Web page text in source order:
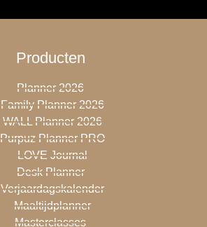
Producten
Planner 2026
Family Planner 2026
WALL Planner 2026
Purpuz Planner PRO
LOVE Journal
Desk Planner
Verjaardagskalender
Maaltijdplanner
Masterclasses